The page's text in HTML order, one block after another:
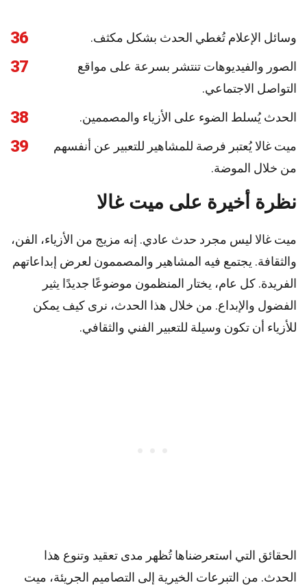
36 وسائل الإعلام تُغطي الحدث بشكل مكثف.
37
الصور والفيديوهات تنتشر بسرعة على مواقع
التواصل الاجتماعي.
38 الحدث يُسلط الضوء على الأزياء والمصممين.
39
ميت غالا يُعتبر فرصة للمشاهير للتعبير عن أنفسهم
من خلال الموضة.
نظرة أخيرة على ميت غالا
ميت غالا ليس مجرد حدث عادي. إنه مزيج من الأزياء، الفن،
والثقافة. يجتمع فيه المشاهير والمصممون لعرض إبداعاتهم
الفريدة. كل عام، يختار المنظمون موضوعًا جديدًا يثير
الفضول والإبداع. من خلال هذا الحدث، نرى كيف يمكن
للأزياء أن تكون وسيلة للتعبير الفني والثقافي.
الحقائق التي استعرضناها تُظهر مدى تعقيد وتنوع هذا
الحدث. من التبرعات الخيرية إلى التصاميم الجريئة، ميت